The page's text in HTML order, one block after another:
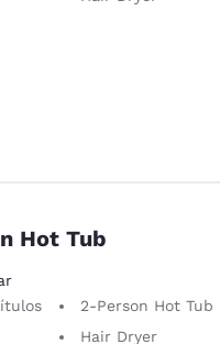
Hot Tub
2-Person Hot Tub
Hair Dryer